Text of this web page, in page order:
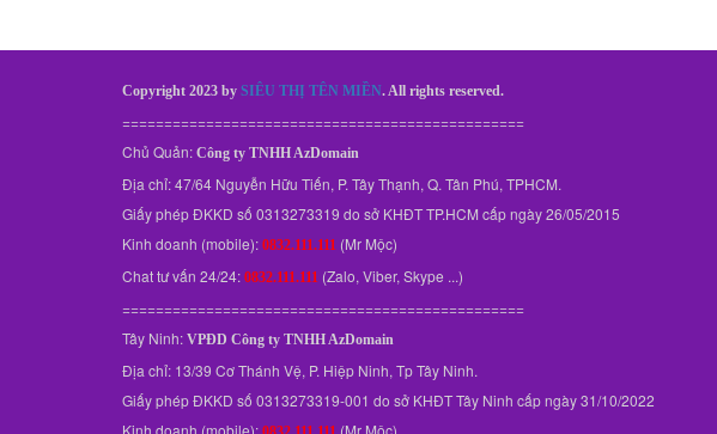
Copyright 2023 by SIÊU THỊ TÊN MIỀN. All rights reserved.
================================================
Chủ Quản: Công ty TNHH AzDomain
Địa chỉ: 47/64 Nguyễn Hữu Tiến, P. Tây Thạnh, Q. Tân Phú, TPHCM.
Giấy phép ĐKKD số 0313273319 do sở KHĐT TP.HCM cấp ngày 26/05/2015
Kinh doanh (mobile): 0832.111.111 (Mr Mộc)
Chat tư vấn 24/24: 0832.111.111 (Zalo, Viber, Skype ...)
================================================
Tây Ninh: VPĐD Công ty TNHH AzDomain
Địa chỉ: 13/39 Cơ Thánh Vệ, P. Hiệp Ninh, Tp Tây Ninh.
Giấy phép ĐKKD số 0313273319-001 do sở KHĐT Tây Ninh cấp ngày 31/10/2022
Kinh doanh (mobile):
(Mr Mộc)